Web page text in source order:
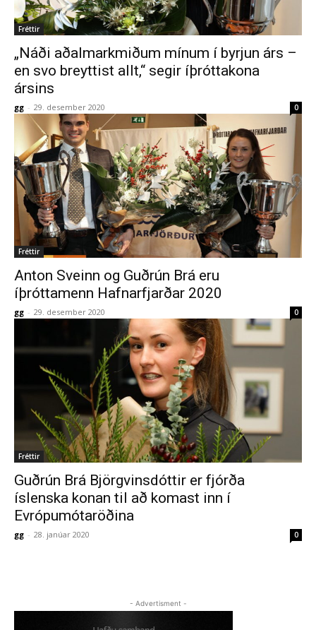
Fréttir
„Náði aðalmarkmiðum mínum í byrjun árs –
en svo breyttist allt,“ segir íþróttakona
ársins
gg - 29. desember 2020 0
Fréttir
Anton Sveinn og Guðrún Brá eru
íþróttamenn Hafnarfjarðar 2020
gg - 29. desember 2020 0
Fréttir
Guðrún Brá Björgvinsdóttir er fjórða
íslenska konan til að komast inn í
Evrópumótaröðina
gg - 28. janúar 2020 0
- Advertisment -